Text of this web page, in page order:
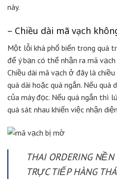
này.
– Chiều dài mã vạch
Một lỗi khá phổ biến trong quá
để ý bạn có thể nhận ra mã
Chiều dài mã vạch ở đây là
quá dài hoặc quá ngắn. Nếu
của máy đọc. Nếu quá ngắn thì
quá sát nhau khiến việc nhận
THAI ORDERING
TRỰC TIẾP HÀNG